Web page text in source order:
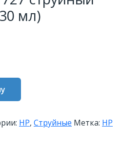
мл)
HP, Струйные Метка: HP